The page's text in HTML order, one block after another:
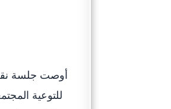
أوصت جلسة
للتوعية